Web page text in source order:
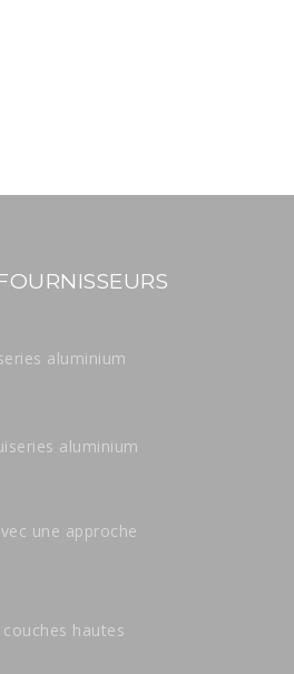
aluminium
aluminium
une approche
hautes